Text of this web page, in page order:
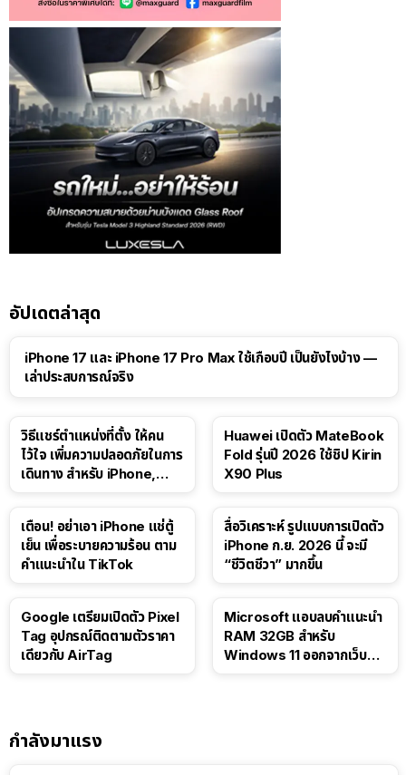
อัปเดตล่าสุด
iPhone 17 และ iPhone 17 Pro Max ใช้เกือบปี เป็นยังไงบ้าง —
เล่าประสบการณ์จริง
วิธีแชร์ตำแหน่งที่ตั้ง ให้คน
ไว้ใจ เพิ่มความปลอดภัยในการ
เดินทาง สำหรับ iPhone,
Huawei เปิดตัว MateBook
Fold รุ่นปี 2026 ใช้ชิป Kirin
X90 Plus
เตือน! อย่าเอา iPhone แช่ตู้
เย็น เพื่อระบายความร้อน ตาม
คำแนะนำใน TikTok
สื่อวิเคราะห์ รูปแบบการเปิดตัว
iPhone ก.ย. 2026 นี้ จะมี
“ชีวิตชีวา” มากขึ้น
Google เตรียมเปิดตัว Pixel
Tag อุปกรณ์ติดตามตัวราคา
เดียวกับ AirTag
Microsoft แอบลบคำแนะนำ
RAM 32GB สำหรับ
Windows 11 ออกจากเว็บตัว
กำลังมาแรง